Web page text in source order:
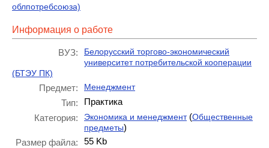
облпотребсоюза)
Информация о работе
ВУЗ:
Белорусский торгово-экономический
университет потребительской кооперации
(БТЭУ ПК)
Предмет: Менеджмент
Тип:
Практика
Категория:
Экономика и менеджмент(Общественные
предметы)
Размер файла:
55 Kb